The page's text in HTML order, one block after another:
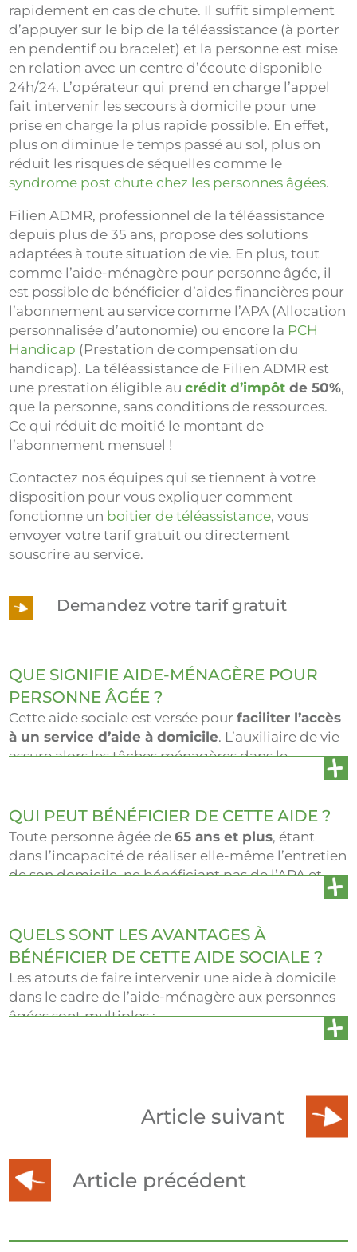
rapidement en cas de chute. Il suffit simplement
d’appuyer sur le bip de la téléassistance (à porter
en pendentif ou bracelet) et la personne est mise
en relation avec un centre d’écoute disponible
24h/24. L’opérateur qui prend en charge l’appel
fait intervenir les secours à domicile pour une
prise en charge la plus rapide possible. En effet,
plus on diminue le temps passé au sol, plus on
réduit les risques de séquelles comme le
syndrome post chute chez les personnes âgées.
Filien ADMR, professionnel de la téléassistance
depuis plus de 35 ans, propose des solutions
adaptées à toute situation de vie. En plus, tout
comme l’aide-ménagère pour personne âgée, il
est possible de bénéficier d’aides financières pour
l’abonnement au service comme l’APA (Allocation
personnalisée d’autonomie) ou encore la PCH
Handicap (Prestation de compensation du
handicap). La téléassistance de Filien ADMR est
une prestation éligible aucrédit d’impôt de 50%,
que la personne, sans conditions de ressources.
Ce qui réduit de moitié le montant de
l’abonnement mensuel !
Contactez nos équipes qui se tiennent à votre
disposition pour vous expliquer comment
fonctionne un boitier de téléassistance, vous
envoyer votre tarif gratuit ou directement
souscrire au service.
Demandez votre tarif gratuit
QUE SIGNIFIE AIDE-MÉNAGÈRE POUR
PERSONNE ÂGÉE ?
Cette aide sociale est versée pourfaciliter l’accès
à un service d’aide à domicile. L’auxiliaire de vie
assure alors les tâches ménagères dans le
ménagère pour personne âgée est une allocation
efficace pour lutter contre la perte d’autonomie.
QUI PEUT BÉNÉFICIER DE CETTE AIDE ?
Toute personne âgée de65 ans et plus, étant
dans l’incapacité de réaliser elle-même l’entretien
de son domicile, ne bénéficiant pas de l’APA et
pour personne âgée est alors calculé en fonction
des ressources déclarées par la personne.
QUELS SONT LES AVANTAGES À
BÉNÉFICIER DE CETTE AIDE SOCIALE ?
Les atouts de faire intervenir une aide à domicile
dans le cadre de l’aide-ménagère aux personnes
âgées sont multiples :
faisant participer à l’accomplissement de
certains actes de la vie quotidienne ;
Article précédent
Article suivant